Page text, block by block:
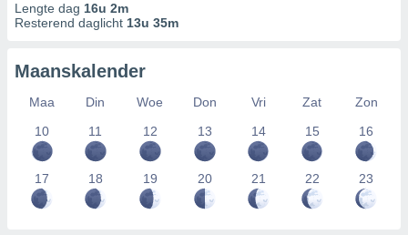
Lengte dag 16u 2m
Resterend daglicht 13u 35m
Maanskalender
Maa Din Woe Don Vri Zat
Zon
10
11 12 13 14 15 16
17 18 19 20 21 22 23